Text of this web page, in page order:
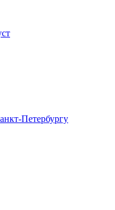
Петербургу